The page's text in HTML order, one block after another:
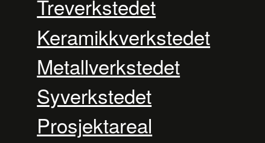
Treverkstedet
Keramikkverkstedet
Metallverkstedet
Syverkstedet
Prosjektareal